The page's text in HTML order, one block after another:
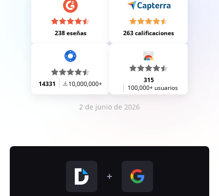
238 eseñas 263 calificaciones
14331 10,000,000+
315
100,000+ usuarios
2 de junio de 2026